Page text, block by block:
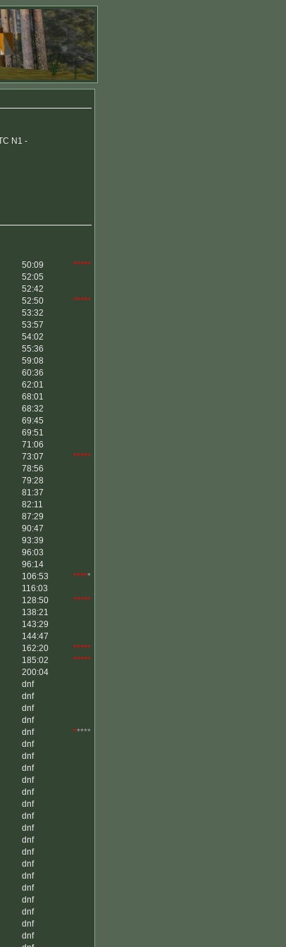
N1 -
50:09
*****
52:05
52:42
52:50
*****
53:32
53:57
54:02
55:36
59:08
60:36
62:01
68:01
68:32
69:45
69:51
71:06
73:07
*****
78:56
79:28
81:37
82:11
87:29
90:47
93:39
96:03
96:14
106:53 *****
116:03
128:50
*****
138:21
143:29
144:47
162:20
*****
185:02
*****
200:04
dnf
dnf
dnf
dnf
dnf *****
dnf
dnf
dnf
dnf
dnf
dnf
dnf
dnf
dnf
dnf
dnf
dnf
dnf
dnf
dnf
dnf
dnf